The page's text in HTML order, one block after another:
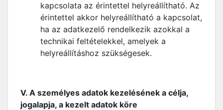
kapcsolata az érintettel helyreállítható. Az
érintettel akkor helyreállítható a kapcsolat,
ha az adatkezelő rendelkezik azokkal a
technikai feltételekkel, amelyek a
helyreállításhoz szükségesek.
V. A személyes adatok kezelésének a célja,
jogalapja, a kezelt adatok köre